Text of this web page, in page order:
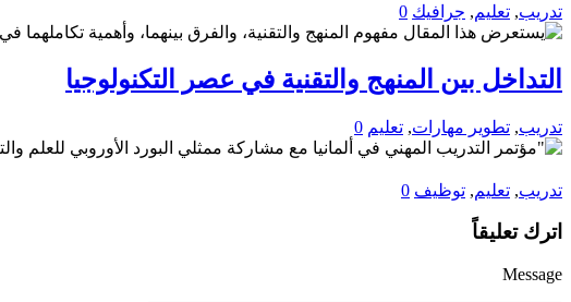
تدريب, تعليم, جرافيك 0
التداخل بين المنهج والتقنية في عصر التكنولوجيا
تدريب, تطوير مهارات, تعليم 0
تدريب, تعليم, توظيف 0
اترك تعليقاً
Message